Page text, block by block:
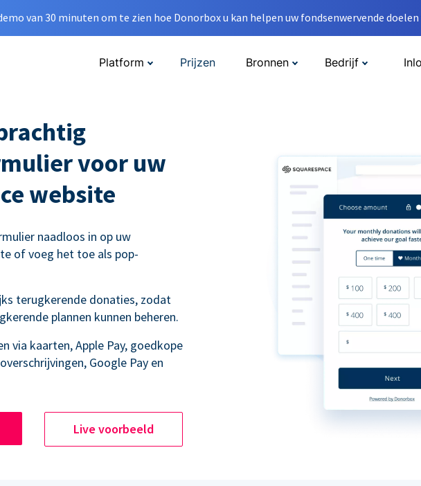
van 30 minuten om te zien hoe Donorbox u kan helpen uw fondsenwervende
Platform Prijzen Bronnen Bedrijf
voor uw
website
naadloos in op uw
of voeg het toe als pop-
terugkerende donaties, zodat
plannen kunnen beheren.
via kaarten, Apple Pay, goedkope
Google Pay en
Live voorbeeld